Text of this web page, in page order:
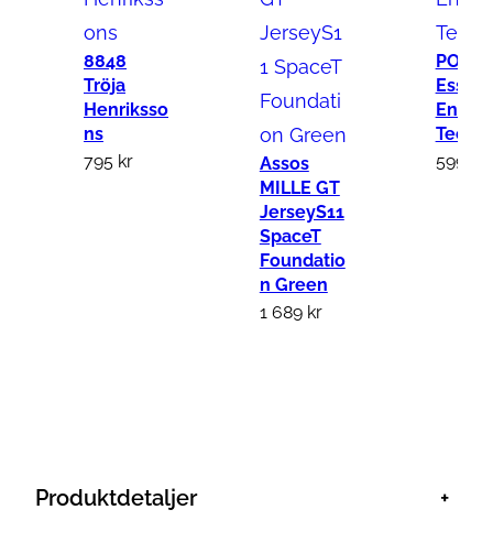
8848
Tröja
Henriksso
ns
795 kr
Assos
MILLE GT
JerseyS11
SpaceT
Foundatio
n Green
1 689 kr
POC
Tee
599
Produktdetaljer +